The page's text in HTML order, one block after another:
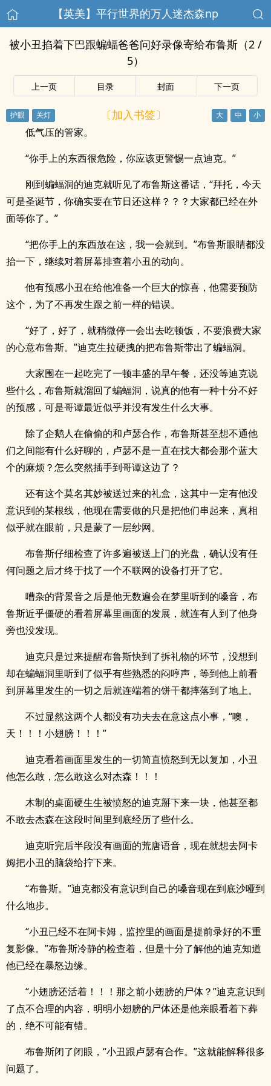
【英美】平行世界的万人迷杰森np
被小丑掐着下巴跟蝙蝠爸爸问好录像寄给布鲁斯（2 /
5）
上一页 目录 封面 下一页
〔加入书签〕
低气压的管家。
“你手上的东西很危险，你应该更警惕一点迪克。”
刚到蝙蝠洞的迪克就听见了布鲁斯这番话，“拜托，今天
可是圣诞节，你确实要在节日还这样？？？大家都已经在外
面等你了。”
“把你手上的东西放在这，我一会就到。”布鲁斯眼睛都没
抬一下，继续对着屏幕排查着小丑的动向。
他有预感小丑在给他准备一个巨大的惊喜，他需要预防
这个，为了不再发生跟之前一样的错误。
“好了，好了，就稍微停一会出去吃顿饭，不要浪费大家
的心意布鲁斯。”迪克生拉硬拽的把布鲁斯带出了蝙蝠洞。
大家围在一起吃完了一顿丰盛的早午餐，还没等迪克说
些什么，布鲁斯就溜回了蝙蝠洞，说真的他有一种十分不好
的预感，可是哥谭最近似乎并没有发生什么大事。
除了企鹅人在偷偷的和卢瑟合作，布鲁斯甚至想不通他
们之间能有什么好聊的，卢瑟不是一直在找大都会那个蓝大
个的麻烦？怎么突然插手到哥谭这边了？
还有这个莫名其妙被送过来的礼盒，这其中一定有他没
意识到的某根线，他现在需要做的只是把他们串起来，真相
似乎就在眼前，只是蒙了一层纱网。
布鲁斯仔细检查了许多遍被送上门的光盘，确认没有任
何问题之后才终于找了一个不联网的设备打开了它。
嘈杂的背景音之后是他无数遍会在梦里听到的嗓音，布
鲁斯近乎僵硬的看着屏幕里画面的发展，就连有人到了他身
旁也没发现。
迪克只是过来提醒布鲁斯快到了拆礼物的环节，没想到
却在蝙蝠洞里听到了似乎有些熟悉的闷哼声，等到他上前看
到屏幕里发生的一切之后就连端着的饼干都摔落到了地上。
不过显然这两个人都没有功夫去在意这点小事，“噢，
天！！！小翅膀！！！”
迪克看着画面里发生的一切简直愤怒到无以复加，小丑
他怎么敢，怎么敢这么对杰森！！！
木制的桌面硬生生被愤怒的迪克掰下来一块，他甚至都
不敢去杰森在这段时间里到底经历了些什么。
迪克听完后半段没有画面的荒唐语音，现在就想去阿卡
姆把小丑的脑袋给拧下来。
“布鲁斯。”迪克都没有意识到自己的嗓音现在到底沙哑到
什么地步。
“小丑已经不在阿卡姆，监控里的画面是提前录好的不重
复影像。”布鲁斯冷静的检查着，但是十分了解他的迪克知道
他已经在暴怒边缘。
“小翅膀还活着！！！那之前小翅膀的尸体？”迪克意识到
了点不合理的内容，明明小翅膀的尸体还是他亲眼看着下葬
的，绝不可能有错。
布鲁斯闭了闭眼，“小丑跟卢瑟有合作。”这就能解释很多
问题了。